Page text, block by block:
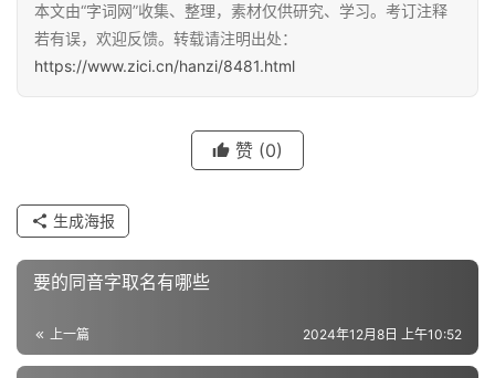
汉
字
词
反
本文由“字词网”收集、整理，素材仅供研究、学习。考订注释
若有误，欢迎反馈。转载请注明出处：
https://www.zici.cn/hanzi/8481.html
赞 (0)
生成海报
要的同音字取名有哪些
上一篇 2024年12月8日 上午10:52